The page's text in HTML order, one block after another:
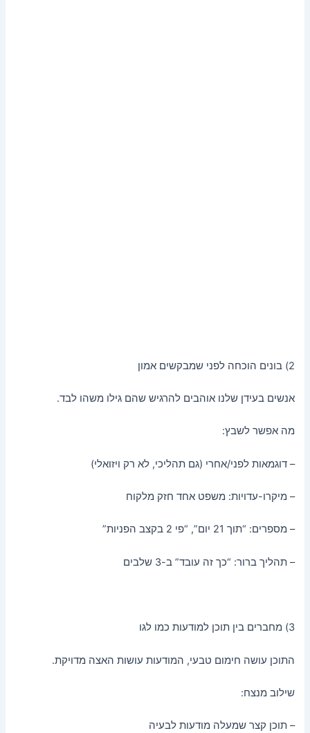
2) בונים הוכחה לפני שמבקשים אמון
אנשים בעידן שלנו אוהבים להרגיש שהם גילו משהו לבד.
מה אפשר לשבץ:
– דוגמאות לפני/אחרי (גם תהליכי, לא רק ויזואלי)
– מיקרו-עדויות: משפט אחד חזק מלקוח
– מספרים: “תוך 21 יום”, “פי 2 בקצב הפניות”
– תהליך ברור: “כך זה עובד” ב-3 שלבים
3) מחברים בין תוכן למודעות כמו לגו
התוכן עושה חימום טבעי, המודעות עושות האצה מדויקת.
שילוב מנצח:
– תוכן קצר שמעלה מודעות לבעיה